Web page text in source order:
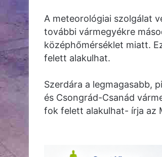
A meteorológiai szolgálat
további vármegyékre
középhőmérséklet miatt.
felett alakulhat.
Szerdára a legmagasabb,
és Csongrád-Csanád
fok felett alakulhat- írja az